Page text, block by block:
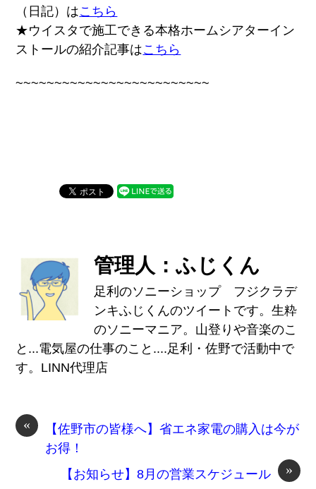
（日記）はこちら
★ウイスタで施工できる本格ホームシアターイン
ストールの紹介記事はこちら
~~~~~~~~~~~~~~~~~~~~~~~~~
管理人：ふじくん
足利のソニーショップ フジクラデ
ンキふじくんのツイートです。生粋
のソニーマニア。山登りや音楽のこ
と...電気屋の仕事のこと....足利・佐野で活動中で
す。LINN代理店
«
【佐野市の皆様へ】省エネ家電の購入は今が
お得！
»
【お知らせ】8月の営業スケジュール